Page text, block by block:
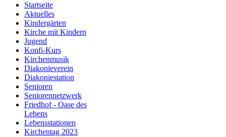
Startseite
Aktuelles
Kindergärten
Kirche mit Kindern
Jugend
Konfi-Kurs
Kirchenmusik
Diakonieverein
Diakoniestation
Senioren
Seniorennetzwerk
Friedhof - Oase des
Lebens
Lebensstationen
Kirchentag 2023